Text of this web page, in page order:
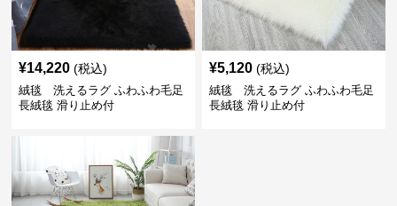
¥14,220 (税込)
絨毯 洗えるラグ ふわふわ毛足
長絨毯 滑り止め付
¥5,120 (税込)
絨毯 洗えるラグ ふわふわ毛足
長絨毯 滑り止め付